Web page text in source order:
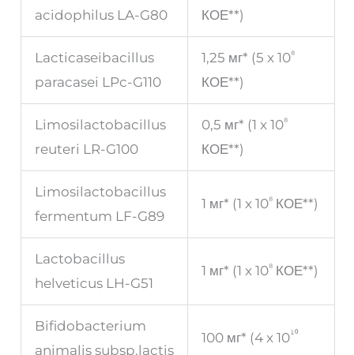
acidophilus LA-G80
КОЕ**)
Lacticaseibacillus
paracasei LPc-G110
1,25 мг* (5 x 10⁸
КОЕ**)
Limosilactobacillus
reuteri LR-G100
0,5 мг* (1 x 10⁸
КОЕ**)
Limosilactobacillus
fermentum LF-G89
1 мг* (1 x 10⁸ КОЕ**)
Lactobacillus
helveticus LH-G51
1 мг* (1 x 10⁸ КОЕ**)
Bifidobacterium
animalis subsp.lactis
100 мг* (4 x 10¹⁰